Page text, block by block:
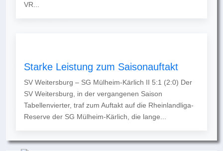
VR...
Starke Leistung zum Saisonauftakt
SV Weitersburg – SG Mülheim-Kärlich II 5:1 (2:0) Der
SV Weitersburg, in der vergangenen Saison
Tabellenvierter, traf zum Auftakt auf die Rheinlandliga-
Reserve der SG Mülheim-Kärlich, die lange...